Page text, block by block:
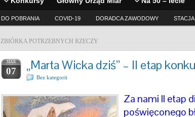
DO POBRANIA COVID-19 DORADCA ZAWODOWY
ZBIÓRKA POTRZEBNYCH RZECZY
MAR
07 „Marta Wicka dziś” – II etap
Bez kategorii
Za nami II etap
poświęconego